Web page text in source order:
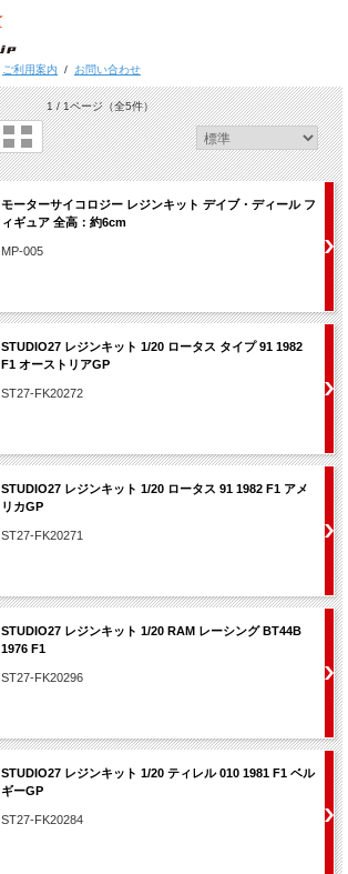
ご利用案内 / お問い合わせ
1 / 1ページ（全5件）
モーターサイコロジー レジンキット デイブ・ディール フ
ィギュア 全高：約6cm
MP-005
STUDIO27 レジンキット 1/20 ロータス タイプ 91 1982
F1 オーストリアGP
ST27-FK20272
STUDIO27 レジンキット 1/20 ロータス 91 1982 F1 アメ
リカGP
ST27-FK20271
STUDIO27 レジンキット 1/20 RAM レーシング BT44B
1976 F1
ST27-FK20296
STUDIO27 レジンキット 1/20 ティレル 010 1981 F1 ベル
ギーGP
ST27-FK20284